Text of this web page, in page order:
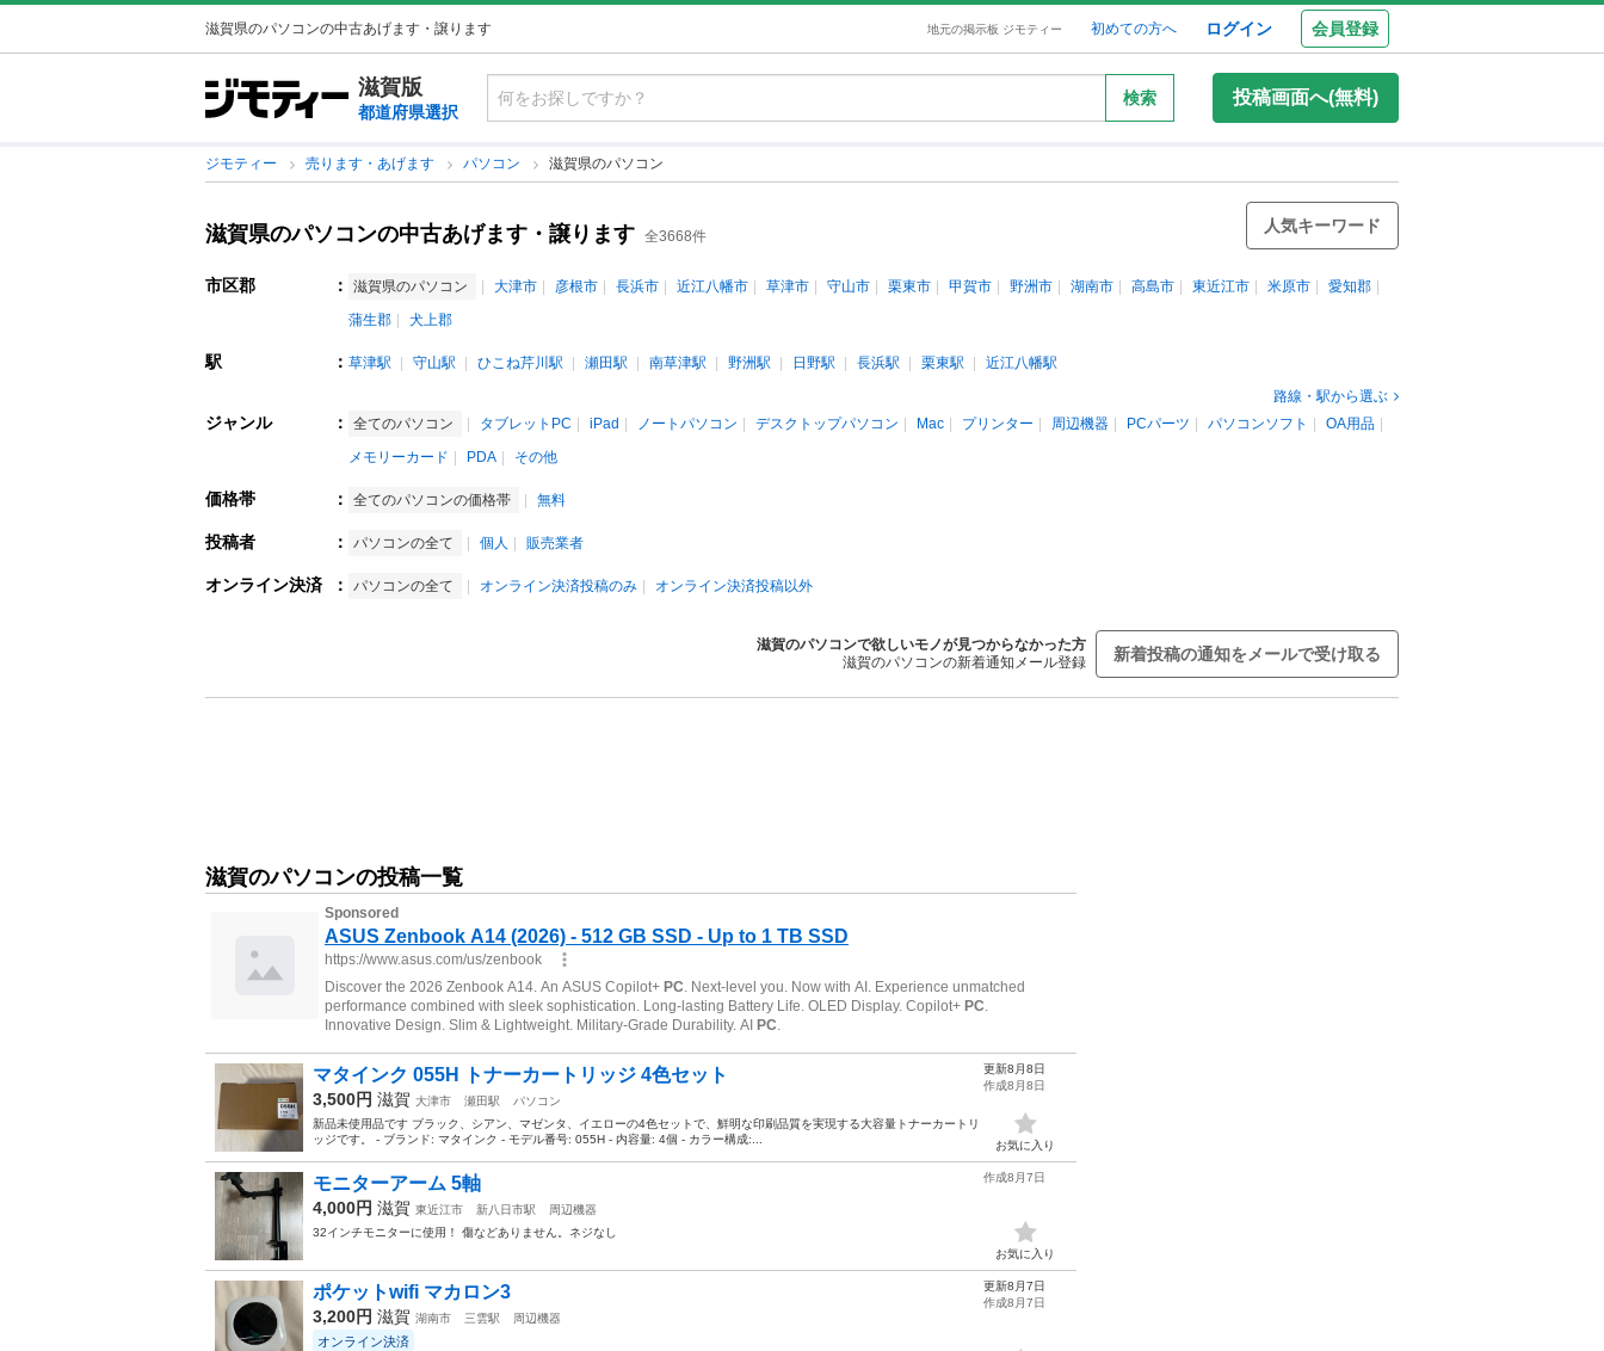
滋賀県のパソコンの中古あげます・譲ります 地元の掲示板 ジモティー 初めての方へ ログイン 会員登録
滋賀版
都道府県選択
検索 投稿画面へ(無料)
ジモティー 売ります・あげます パソコン 滋賀県のパソコン
滋賀県のパソコンの中古あげます・譲ります 全3668件
人気キーワード
市区郡 ： 滋賀県のパソコン 大津市 彦根市 長浜市 近江八幡市 草津市 守山市 栗東市 甲賀市 野洲市 湖南市 高島市 東近江市 米原市
愛知郡
蒲生郡
犬上郡
駅 ： 草津駅 守山駅 ひこね芹川駅 瀬田駅 南草津駅 野洲駅 日野駅 長浜駅 栗東駅
近江八幡駅
路線・駅から選ぶ
ジャンル ： 全てのパソコン タブレットPC iPad ノートパソコン デスクトップパソコン Mac プリンター 周辺機器 PCパーツ パソコンソフト
OA用品
メモリーカード
PDA その他
価格帯 ： 全てのパソコンの価格帯 無料
投稿者 ： パソコンの全て 個人 販売業者
オンライン決済 ： パソコンの全て オンライン決済投稿のみ オンライン決済投稿以外
滋賀のパソコンで欲しいモノが見つからなかった方
滋賀のパソコンの新着通知メール登録
新着投稿の通知をメールで受け取る
滋賀のパソコンの投稿一覧
マタインク 055H トナーカートリッジ 4色セット
3,500円 滋賀 大津市 瀬田駅
パソコン
新品未使用品です ブラック、シアン、マゼンタ、イエローの4色セットで、鮮明な印刷品質を実現する大容量トナーカートリ
ッジです。 - ブランド: マタインク - モデル番号: 055H - 内容量: 4個 - カラー構成:...
更新8月8日
作成8月8日
お気に入り
モニターアーム 5軸
4,000円 滋賀 東近江市 新八日市駅
周辺機器
32インチモニターに使用！ 傷などありません。ネジなし
作成8月7日
お気に入り
ポケットwifi マカロン3
3,200円 滋賀 湖南市 三雲駅 周辺機器
オンライン決済
更新8月7日
作成8月7日